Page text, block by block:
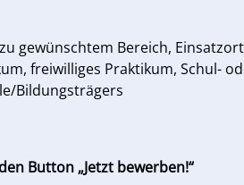
gewünschtem Bereich,
freiwilliges Praktikum, Schul-
Bildungsträgers
Button „Jetzt bewerben!“